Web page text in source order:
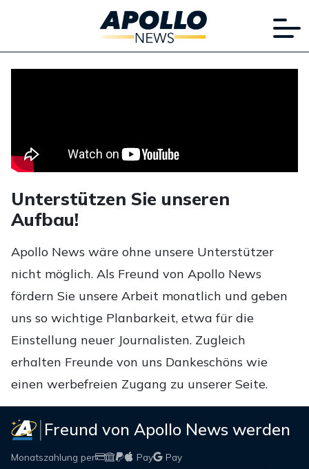
Unterstützen Sie unseren
Aufbau!
Apollo News wäre ohne unsere Unterstützer
nicht möglich. Als Freund von Apollo News
fördern Sie unsere Arbeit monatlich und geben
uns so wichtige Planbarkeit, etwa für die
Einstellung neuer Journalisten. Zugleich
erhalten Freunde von uns Dankeschöns wie
einen werbefreien Zugang zu unserer Seite.
Freund von Apollo News werden
Monatszahlung per Pay Pay